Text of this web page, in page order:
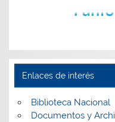
Enlaces de interés
Biblioteca Nacional
Documentos y